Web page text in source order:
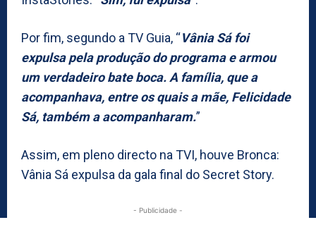
Por fim, segundo a TV Guia, “Vânia Sá foi
expulsa pela produção do programa e armou
um verdadeiro bate boca. A família, que a
acompanhava, entre os quais a mãe, Felicidade
Sá, também a acompanharam.”
Assim, em pleno directo na TVI, houve Bronca:
Vânia Sá expulsa da gala final do Secret Story.
- Publicidade -